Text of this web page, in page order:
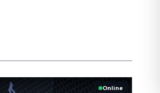
Online